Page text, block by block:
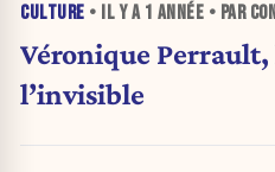
CULTURE • IL Y A 1 ANNÉE • PAR
Véronique
l’invisible